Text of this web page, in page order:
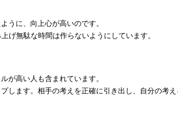
うに、向上心が高いのです。
げ無駄な時間は作らないようにしています。
が高い人も含まれています。
します。相手の考えを正確に引き出し、自分の考